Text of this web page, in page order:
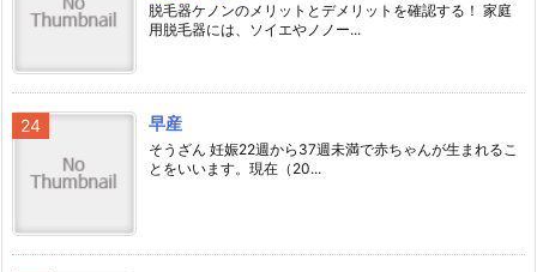
脱毛器ケノンのメリットとデメリットを確認する！ 家庭
用脱毛器には、ソイエやノノー...
早産
そうざん 妊娠22週から37週未満で赤ちゃんが生まれるこ
とをいいます。現在（20...